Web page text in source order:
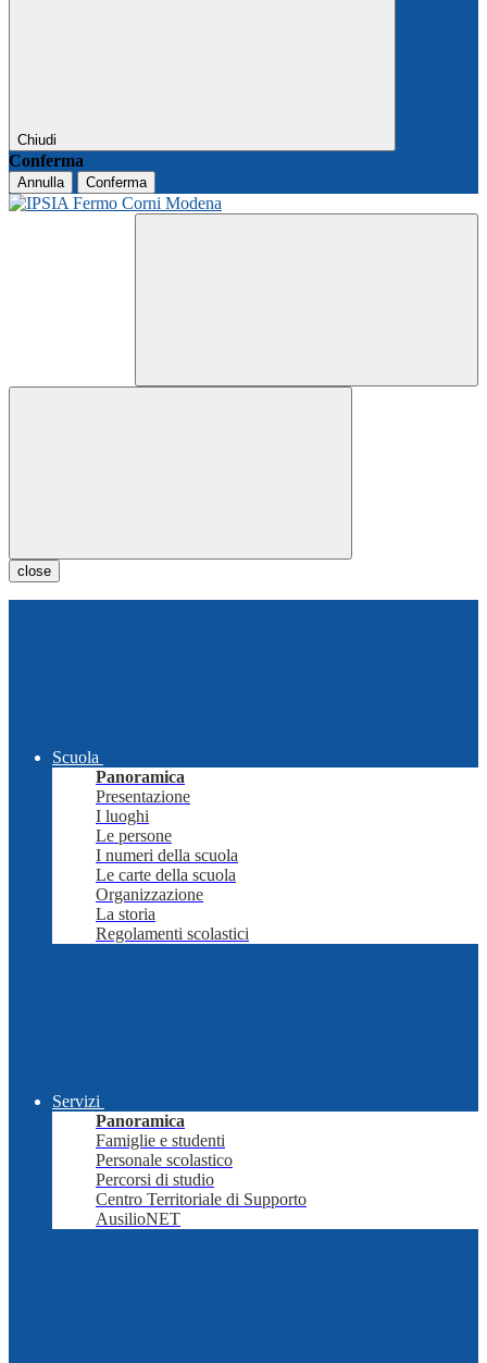
Chiudi
Conferma
Annulla Conferma
close
Scuola
Panoramica
Presentazione
I luoghi
Le persone
I numeri della scuola
Le carte della scuola
Organizzazione
La storia
Regolamenti scolastici
Servizi
Panoramica
Famiglie e studenti
Personale scolastico
Percorsi di studio
Centro Territoriale di Supporto
AusilioNET